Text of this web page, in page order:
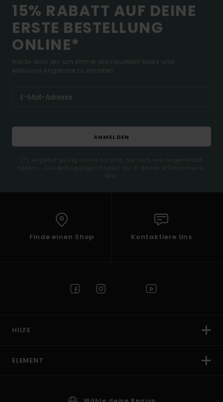
15% RABATT AUF DEINE
ERSTE BESTELLUNG
ONLINE*
Melde dich an, um immer die neuesten News und
exklusive Angebote zu erhalten.
ANMELDEN
(*) Angebot gültig online für alle, die sich neu angemeldet
haben - Alle Bedingungen findest du in deiner Willkommens-
Mail
Finde einen Shop Kontaktiere Uns
HILFE
ELEMENT